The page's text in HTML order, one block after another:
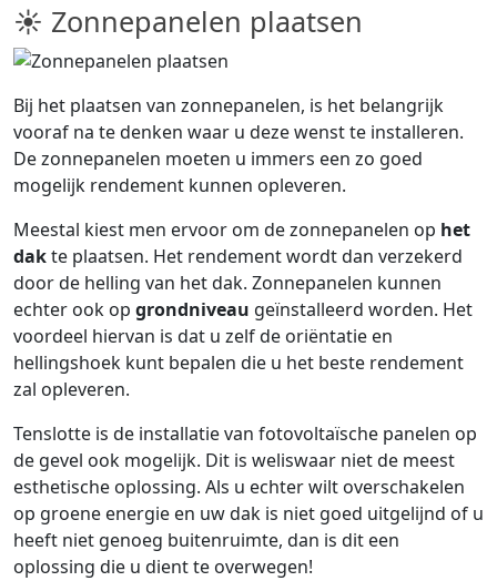
☀ Zonnepanelen plaatsen
Bij het plaatsen van zonnepanelen, is het belangrijk
vooraf na te denken waar u deze wenst te installeren.
De zonnepanelen moeten u immers een zo goed
mogelijk rendement kunnen opleveren.
Meestal kiest men ervoor om de zonnepanelen op het
dakte plaatsen. Het rendement wordt dan verzekerd
door de helling van het dak. Zonnepanelen kunnen
echter ook op grondniveau geïnstalleerd worden. Het
voordeel hiervan is dat u zelf de oriëntatie en
hellingshoek kunt bepalen die u het beste rendement
zal opleveren.
Tenslotte is de installatie van fotovoltaïsche panelen op
de gevel ook mogelijk. Dit is weliswaar niet de meest
esthetische oplossing. Als u echter wilt overschakelen
op groene energie en uw dak is niet goed uitgelijnd of u
heeft niet genoeg buitenruimte, dan is dit een
oplossing die u dient te overwegen!